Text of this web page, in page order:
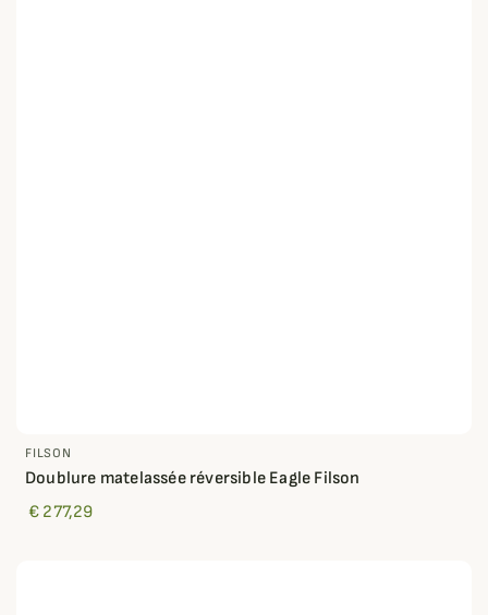
FILSON
Doublure matelassée réversible Eagle Filson
€ 277,29